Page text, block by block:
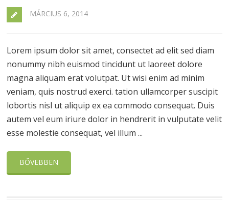
MÁRCIUS 6, 2014
Lorem ipsum dolor sit amet, consectet ad elit sed diam
nonummy nibh euismod tincidunt ut laoreet dolore
magna aliquam erat volutpat. Ut wisi enim ad minim
veniam, quis nostrud exerci. tation ullamcorper suscipit
lobortis nisl ut aliquip ex ea commodo consequat. Duis
autem vel eum iriure dolor in hendrerit in vulputate velit
esse molestie consequat, vel illum ...
BŐVEBBEN